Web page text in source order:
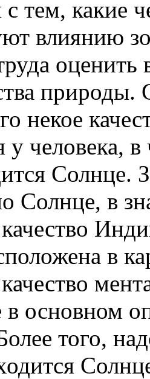
тем, какие
влиянию
оценить
природы.
некое
у человека,
Солнце.
Солнце, в
в
основном
того,